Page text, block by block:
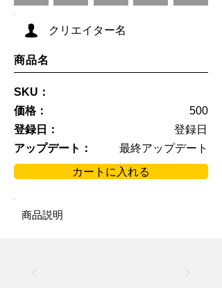
クリエイター名
商品名
SKU：
価格：
500
登録日：
登録日
アップデート：
最終アップデート
カートに入れる
商品説明